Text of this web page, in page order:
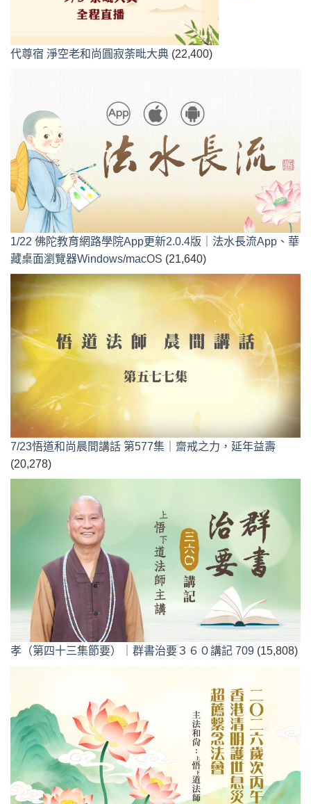
代尊宿 淨空老和尚圓寂荼毗大典 (22,400)
1/22 佛陀教育網路學院App更新2.0.4版｜法水長流App、華
藏桌面瀏覽器Windows/macOS (21,640)
7/23悟道和尚晨間講話 第577集｜齋戒之力，延年益壽
(20,278)
孝（第四十三集節要）｜群書治要３６０講記 709 (15,808)